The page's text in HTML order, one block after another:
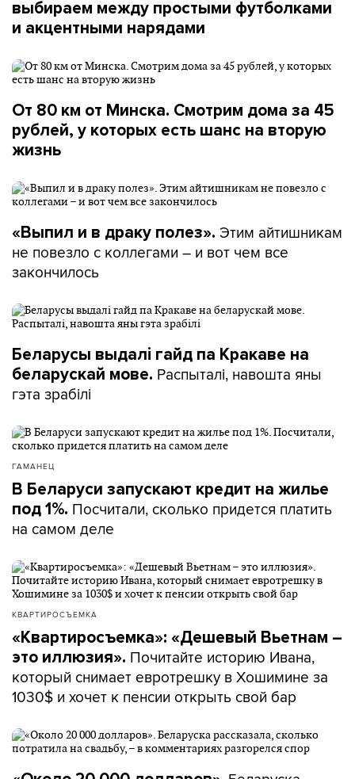
выбираем между простыми футболками
и акцентными нарядами
От 80 км от Минска. Смотрим дома за 45
рублей, у которых есть шанс на вторую
жизнь
«Выпил и в драку полез». Этим айтишникам
не повезло с коллегами – и вот чем все
закончилось
Беларусы выдалі гайд па Кракаве на
беларускай мове. Распыталі, навошта яны
гэта зрабілі
ГАМАНЕЦ
В Беларуси запускают кредит на жилье
под 1%. Посчитали, сколько придется платить
на самом деле
КВАРТИРОСЪЕМКА
«Квартиросъемка»: «Дешевый Вьетнам –
это иллюзия». Почитайте историю Ивана,
который снимает евротрешку в Хошимине за
1030$ и хочет к пенсии открыть свой бар